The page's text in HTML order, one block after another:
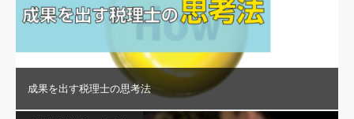
成果を出す税理士の思考法